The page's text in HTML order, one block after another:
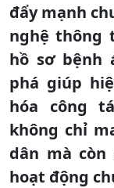
đẩy mạnh
nghệ thông
hồ sơ bệnh
phá giúp
hóa công
không chỉ
dân mà
hoạt động